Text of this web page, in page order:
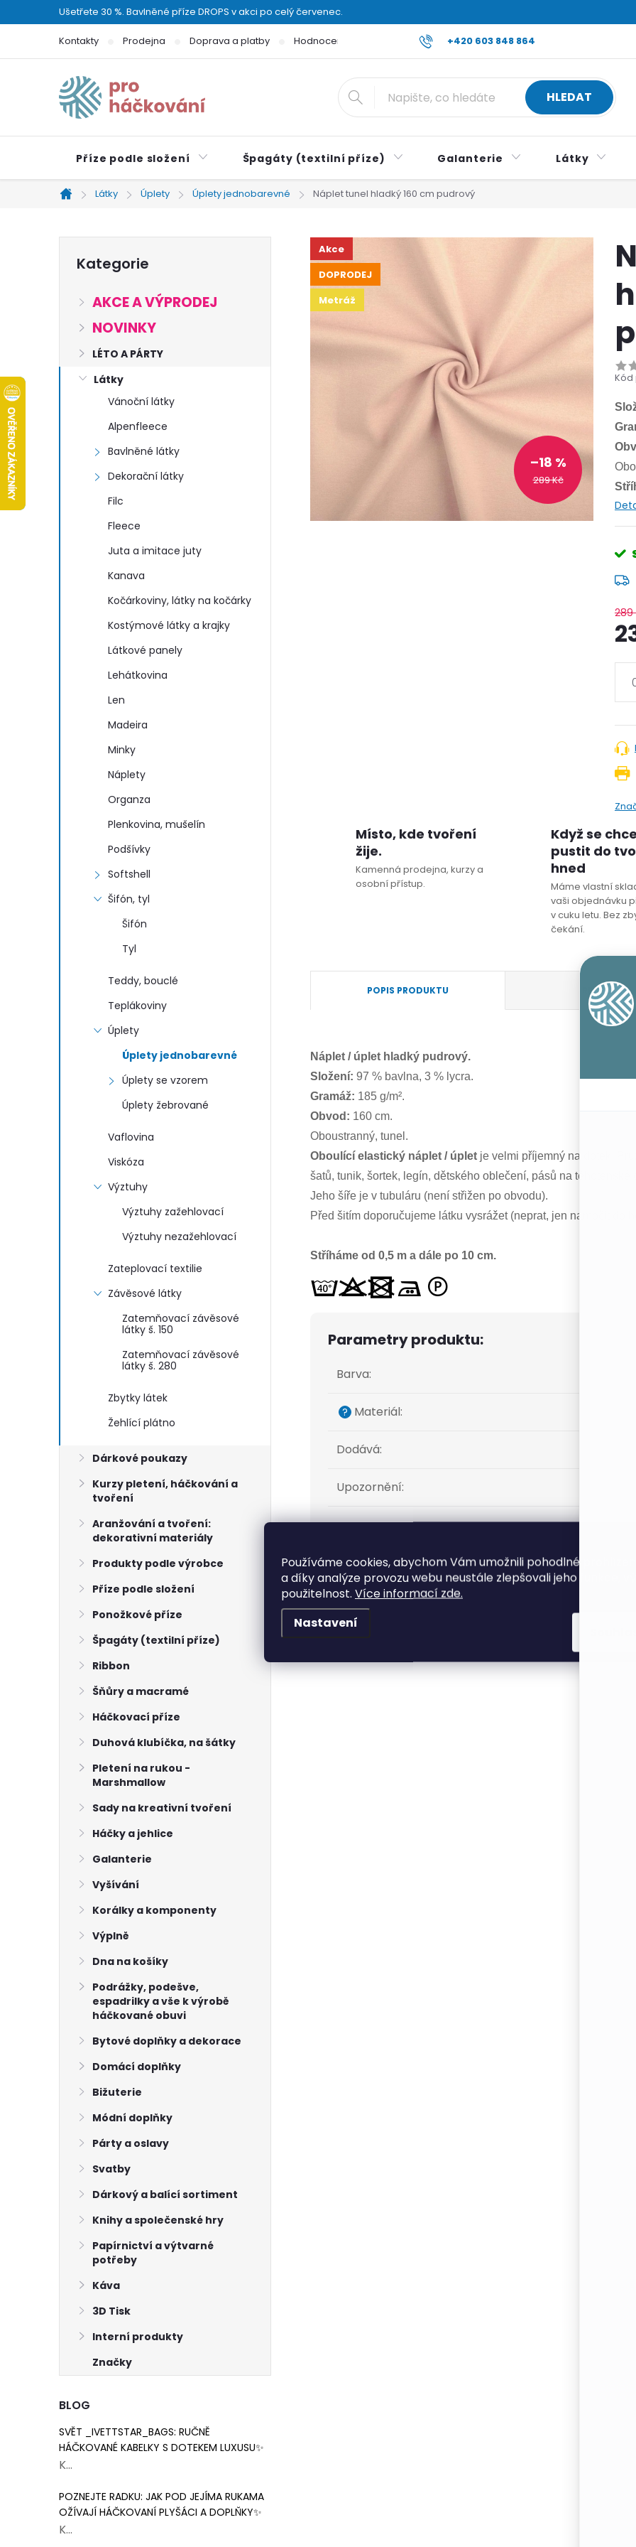
Používáme cookies, abychom Vám umožnili pohodlné
a díky analýze provozu webu neustále zlepšovali jeho funkce,
použitelnost. Více informací zde.
Nastavení
na
Ušetřete 30 %. Bavlněné příze DROPS v akci po celý červenec.
+420 603 848 864
Kontakty Prodejna Doprava a platby Hodnocení obchodu Reklamace a vrácení zboží
HLEDAT
Příze podle složení Špagáty (textilní příze) Galanterie Látky
Domů
Látky Úplety Úplety jednobarevné Náplet tunel hladký 160 cm pudrový
t
kategorie
Kategorie
AKCE A VÝPRODEJ
NOVINKY
LÉTO A PÁRTY
Látky
Vánoční látky
Alpenfleece
Bavlněné látky
Dekorační látky
Filc
Fleece
Juta a imitace juty
Kanava
Kočárkoviny, látky na kočárky
Kostýmové látky a krajky
Látkové panely
Lehátkovina
Len
Madeira
Minky
Náplety
Organza
Plenkovina, mušelín
Podšívky
Softshell
Šifón, tyl
Šifón
Tyl
Teddy, bouclé
Teplákoviny
Úplety
Úplety jednobarevné
Úplety se vzorem
Úplety žebrované
Vaflovina
Viskóza
Výztuhy
Výztuhy zažehlovací
Výztuhy nezažehlovací
Zateplovací textilie
Závěsové látky
Zatemňovací závěsové
látky š. 150
Zatemňovací závěsové
látky š. 280
Zbytky látek
Žehlící plátno
Dárkové poukazy
Kurzy pletení, háčkování a
tvoření
Aranžování a tvoření:
dekorativní materiály
Produkty podle výrobce
Příze podle složení
Ponožkové příze
Špagáty (textilní příze)
Ribbon
Šňůry a macramé
Háčkovací příze
Duhová klubíčka, na šátky
Pletení na rukou -
Marshmallow
Sady na kreativní tvoření
Háčky a jehlice
Galanterie
Vyšívání
Korálky a komponenty
Výplně
Dna na košíky
Podrážky, podešve,
espadrilky a vše k výrobě
háčkované obuvi
Bytové doplňky a dekorace
Domácí doplňky
Bižuterie
Módní doplňky
Párty a oslavy
Svatby
Dárkový a balící sortiment
Knihy a společenské hry
Papírnictví a výtvarné
potřeby
Káva
3D Tisk
Interní produkty
Značky
BLOG
SVĚT _IVETTSTAR_BAGS: RUČNĚ
HÁČKOVANÉ KABELKY S DOTEKEM LUXUSU✨
K...
POZNEJTE RADKU: JAK POD JEJÍMA RUKAMA
OŽÍVAJÍ HÁČKOVANÍ PLYŠÁCI A DOPLŇKY✨
K...
Akce
DOPRODEJ
Metráž
289 Kč
–18 %
Kód
289
Místo, kde tvoření
žije.
Kamenná prodejna, kurzy a
osobní přístup.
Když se
pustit do
hned
Máme vlastní
vaši objednávku
v cuku letu. Bez
čekání.
POPIS PRODUKTU RECENZE
Náplet / úplet hladký pudrový.
Složení: 97 % bavlna, 3 % lycra.
Gramáž: 185 g/m².
Obvod: 160 cm.
Oboustranný, tunel.
Oboulící elastický náplet / úplet je velmi příjemný na dotek.
šatů, tunik, šortek, legín, dětského oblečení, pásů na
Jeho šíře je v tubuláru (není střižen po obvodu).
Před šitím doporučujeme látku vysrážet (neprat, jen namočit do
Stříháme od 0,5 m a dále po 10 cm.
Parametry produktu:
Barva:
? Materiál:
Dodává:
Upozornění:
Produkt naleznete v této kategorii
Úplety jednobarevné